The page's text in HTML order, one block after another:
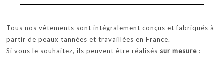
Tous nos vêtements sont intégralement conçus et fabriqués à
partir de peaux tannées et travaillées en France.
Si vous le souhaitez, ils peuvent être réalisés sur mesure :